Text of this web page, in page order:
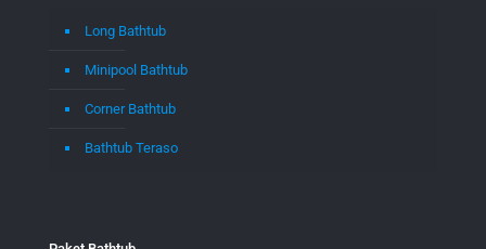
Long Bathtub
Minipool Bathtub
Corner Bathtub
Bathtub Teraso